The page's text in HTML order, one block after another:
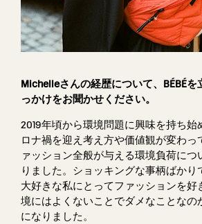
Michelleさんの経歴について、BÉBÉを
っかけをお聞かせください。
2019年頃から環境問題に興味を持ち始
ロナ禍を迎え考え方や価値観が変わっ
ァッション全般が与える環境負荷につ
りました。ショッキングな事柄ばかり
大好きな私にとってファッションを好
境にはよくないことでダメなことなの
になりました。